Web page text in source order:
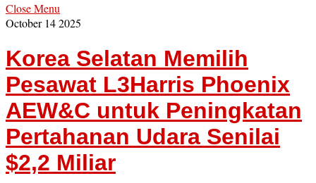
Close Menu
October 142025
Korea Selatan Memilih
Pesawat L3Harris Phoenix
AEW&C untuk Peningkatan
Pertahanan Udara Senilai
$2,2 Miliar